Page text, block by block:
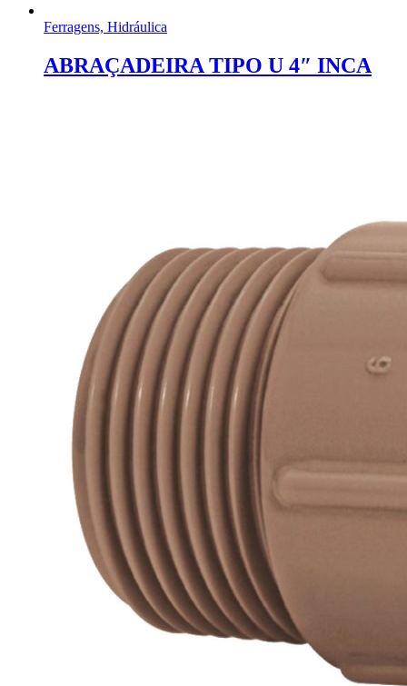
Ferragens, Hidráulica
ABRAÇADEIRA TIPO U 4″ INCA